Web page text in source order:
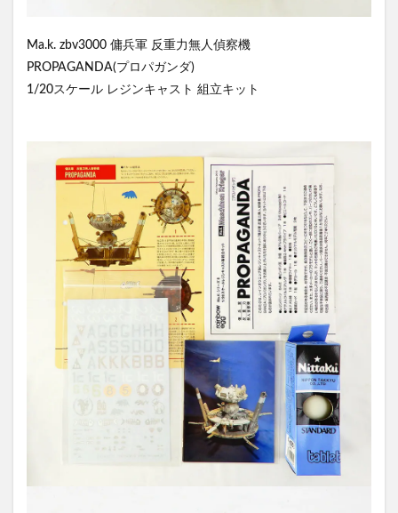
Ma.k. zbv3000 傭兵軍 反重力無人偵察機
PROPAGANDA(プロパガンダ)
1/20スケール レジンキャスト 組立キット